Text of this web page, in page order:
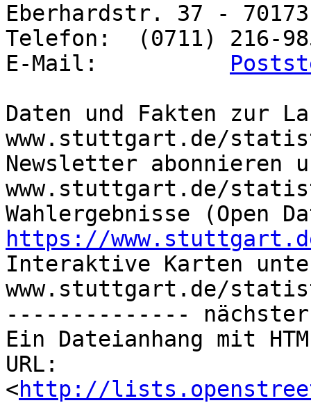
Eberhardstr. 37 -
Telefon:  (0711) 216-
E-Mail:
Daten und Fakten zur
www.stuttgart.de/
Newsletter abonnieren
www.stuttgart.de/
https://
Interaktive Karten
www.stuttgart.de/
--------------
Ein Dateianhang mit
URL:
<http://